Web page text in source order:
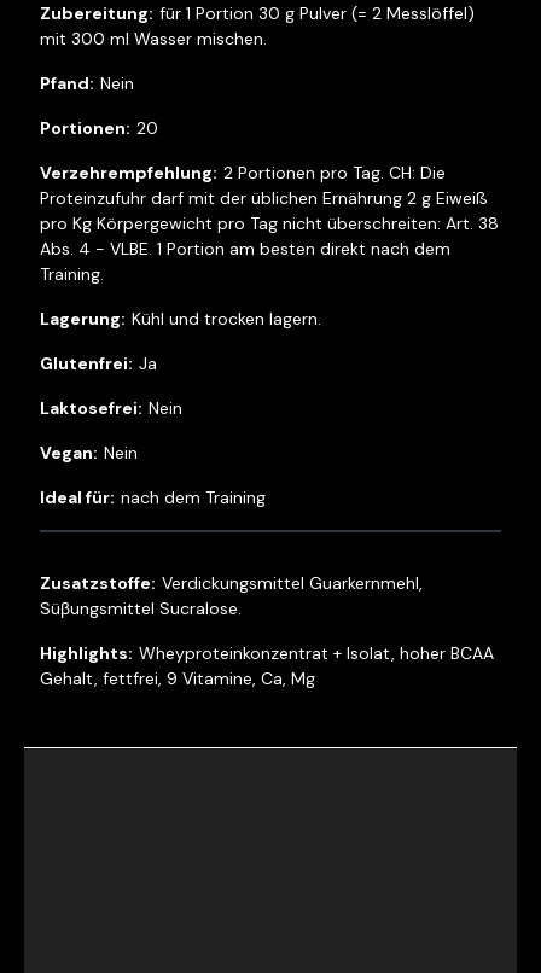
für 1 Portion 30 g Pulver (= 2 Messlöffel)
mit 300 ml Wasser mischen.
Nein
20
2 Portionen pro Tag. CH: Die
Proteinzufuhr darf mit der üblichen Ernährung 2 g Eiweiß
pro Kg Körpergewicht pro Tag nicht überschreiten: Art. 38
Abs. 4 - VLBE. 1 Portion am besten direkt nach dem
Training.
Kühl und trocken lagern.
Ja
Nein
Nein
nach dem Training
Verdickungsmittel Guarkernmehl,
Süβungsmittel Sucralose.
Wheyproteinkonzentrat + Isolat, hoher BCAA
Gehalt, fettfrei, 9 Vitamine, Ca, Mg